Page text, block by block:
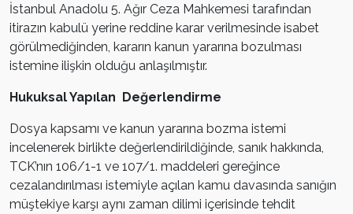
İstanbul Anadolu 5. Ağır Ceza Mahkemesi tarafından
itirazın kabulü yerine reddine karar verilmesinde isabet
görülmediğinden, kararın kanun yararına bozulması
istemine ilişkin olduğu anlaşılmıştır.
Hukuksal Yapılan Değerlendirme
Dosya kapsamı ve kanun yararına bozma istemi
incelenerek birlikte değerlendirildiğinde, sanık hakkında,
TCK’nın 106/1-1 ve 107/1. maddeleri gereğince
cezalandırılması istemiyle açılan kamu davasında sanığın
müştekiye karşı aynı zaman dilimi içerisinde tehdit